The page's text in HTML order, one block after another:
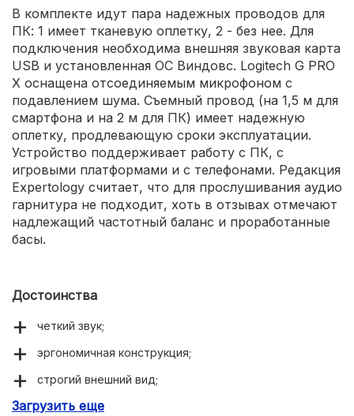
В комплекте идут пара надежных проводов для
ПК: 1 имеет тканевую оплетку, 2 - без нее. Для
подключения необходима внешняя звуковая карта
USB и установленная ОС Виндовс. Logitech G PRO
X оснащена отсоединяемым микрофоном с
подавлением шума. Съемный провод (на 1,5 м для
смартфона и на 2 м для ПК) имеет надежную
оплетку, продлевающую сроки эксплуатации.
Устройство поддерживает работу с ПК, с
игровыми платформами и с телефонами. Редакция
Expertology считает, что для прослушивания аудио
гарнитура не подходит, хоть в отзывах отмечают
надлежащий частотный баланс и проработанные
басы.
Достоинства
четкий звук;
эргономичная конструкция;
строгий внешний вид;
широкий потенциал настройки (ПО G Hub);
Загрузить еще